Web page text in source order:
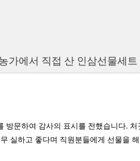
가에서 직접 산 인삼선물세트
방문하여 감사의 표시를 전했습니다.
실하고 좋다며 직원분들에게 선물을